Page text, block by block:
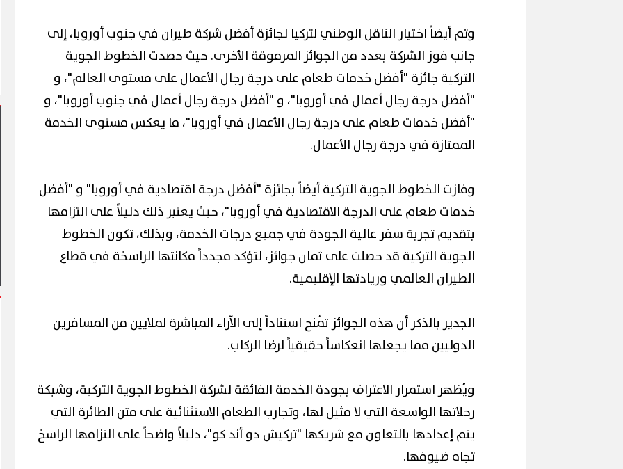
وتم أيضاً اختيار الناقل الوطني لتركيا لجائزة أفضل شركة طيران في جنوب أوروبا، إلى
جانب فوز الشركة بعدد من الجوائز المرموقة الأخرى. حيث حصدت الخطوط الجوية
التركية جائزة "أفضل خدمات طعام على درجة رجال الأعمال على مستوى العالم"، و
"أفضل درجة رجال أعمال في أوروبا"، و "أفضل درجة رجال أعمال في جنوب أوروبا"، و
"أفضل خدمات طعام على درجة رجال الأعمال في أوروبا"، ما يعكس مستوى الخدمة
الممتازة في درجة رجال الأعمال.
وفازت الخطوط الجوية التركية أيضاً بجائزة "أفضل درجة اقتصادية في أوروبا" و "أفضل
خدمات طعام على الدرجة الاقتصادية في أوروبا"، حيث يعتبر ذلك دليلاً على التزامها
بتقديم تجربة سفر عالية الجودة في جميع درجات الخدمة، وبذلك، تكون الخطوط
الجوية التركية قد حصلت على ثمان جوائز، لتؤكد مجدداً مكانتها الراسخة في قطاع
الطيران العالمي وريادتها الإقليمية.
الجدير بالذكر أن هذه الجوائز تُمنح استناداً إلى الآراء المباشرة لملايين من المسافرين
الدوليين مما يجعلها انعكاساً حقيقياً لرضا الركاب.
ويُظهر استمرار الاعتراف بجودة الخدمة الفائقة لشركة الخطوط الجوية التركية، وشبكة
رحلاتها الواسعة التي لا مثيل لها، وتجارب الطعام الاستثنائية على متن الطائرة التي
يتم إعدادها بالتعاون مع شريكها "تركيش دو أند كو"، دليلاً واضحاً على التزامها الراسخ
تجاه ضيوفها.
إقبال كبير ينعش سياحة اليوم الواحد
ببورسعيد وبورفؤاد
محافظ القاهرة يشهد أول مشاركة
لكورال التعليم في فعاليات شارع الفن
(صور)
آلاف الزائرين يتدفقون على
وبورفؤاد في عطلة أسبوعية